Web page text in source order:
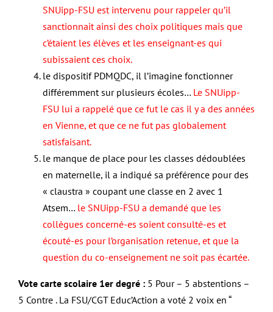
SNUipp-FSU est intervenu pour rappeler qu’il
sanctionnait ainsi des choix politiques mais que
c’étaient les élèves et les enseignant-es qui
subissaient ces choix.
le dispositif PDMQDC, il l’imagine fonctionner
différemment sur plusieurs écoles… Le SNUipp-
FSU lui a rappelé que ce fut le cas il y a des années
en Vienne, et que ce ne fut pas globalement
satisfaisant.
le manque de place pour les classes dédoublées
en maternelle, il a indiqué sa préférence pour des
« claustra » coupant une classe en 2 avec 1
Atsem… le SNUipp-FSU a demandé que les
collègues concerné-es soient consulté-es et
écouté-es pour l’organisation retenue, et que la
question du co-enseignement ne soit pas écartée.
Vote carte scolaire 1er degré : 5 Pour – 5 abstentions –
5 Contre . La FSU/CGT Educ’Action a voté 2 voix en “